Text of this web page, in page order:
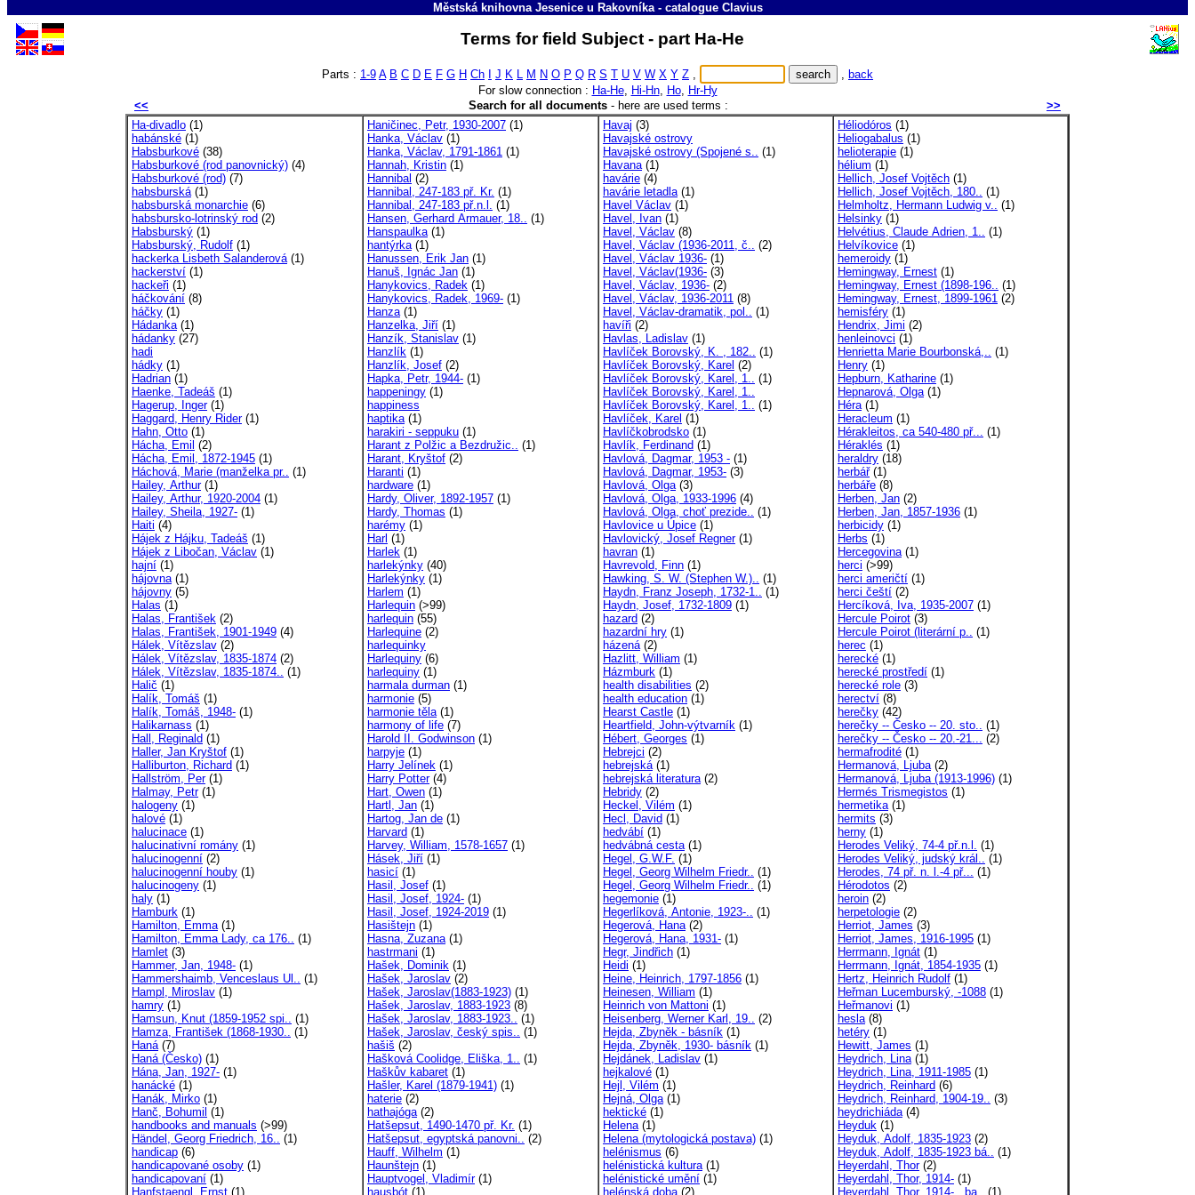
Městská knihovna Jesenice u Rakovníka- catalogue Clavius
Terms for field Subject - part Ha-He
Parts : 1-9 A B C D E F G H Ch J K L M N O P Q R S T U V W X Y Z , , back
For slow connection : Ha-He, Hi-Hn, Ho, Hr-Hy
<<
Search for all documents- here are used terms :
>>
Ha-divadlo (1)
habánské (1)
Habsburkové (38)
Habsburkové (rod panovnický) (4)
Habsburkové (rod) (7)
habsburská(1)
habsburská monarchie (6)
habsbursko-lotrinský rod (2)
Habsburský (1)
Habsburský, Rudolf (1)
hackerka Lisbeth Salanderová(1)
hackerství (1)
hackeři (1)
háčkování (8)
háčky (1)
Hádanka(1)
hádanky (27)
hadi
hádky (1)
Hadrian (1)
Haenke, Tadeáš (1)
Hagerup, Inger(1)
Haggard, Henry Rider(1)
Hahn, Otto (1)
Hácha, Emil (2)
Hácha, Emil, 1872-1945 (1)
Háchová, Marie (manželka pr.. (1)
Hailey, Arthur(1)
Hailey, Arthur, 1920-2004 (1)
Hailey, Sheila, 1927- (1)
Haiti (4)
Hájek z Hájku, Tadeáš (1)
Hájek z Libočan, Václav (1)
hajní (1)
hájovna(1)
hájovny (5)
Halas (1)
Halas, František (2)
Halas, František, 1901-1949 (4)
Hálek, Vítězslav (2)
Hálek, Vítězslav, 1835-1874 (2)
Hálek, Vítězslav, 1835-1874.. (1)
Halič (1)
Halík, Tomáš (1)
Halík, Tomáš, 1948- (1)
Halikarnass (1)
Hall, Reginald (1)
Haller, Jan Kryštof (1)
Halliburton, Richard (1)
Hallström, Per(1)
Halmay, Petr(1)
halogeny (1)
halové (1)
halucinace (1)
halucinativní romány (1)
halucinogenní (2)
halucinogenní houby (1)
halucinogeny (1)
haly (1)
Hamburk (1)
Hamilton, Emma(1)
Hamilton, Emma Lady, ca 176.. (1)
Hamlet (3)
Hammer, Jan, 1948- (1)
Hammershaimb, Venceslaus Ul.. (1)
Hampl, Miroslav (1)
hamry (1)
Hamsun, Knut (1859-1952 spi.. (1)
Hamza, František (1868-1930.. (1)
Haná(7)
Haná (Česko) (1)
Hána, Jan, 1927- (1)
hanácké (1)
Hanák, Mirko (1)
Hanč, Bohumil (1)
handbooks and manuals (>99)
Händel, Georg Friedrich, 16.. (1)
handicap (6)
handicapované osoby (1)
handicapovaní (1)
Hanfstaengl, Ernst (1)
Haničinec, Petr, 1930-2007 (1)
Hanka, Václav (1)
Hanka, Václav, 1791-1861 (1)
Hannah, Kristin (1)
Hannibal (2)
Hannibal, 247-183 př. Kr. (1)
Hannibal, 247-183 př.n.l. (1)
Hansen, Gerhard Armauer, 18.. (1)
Hanspaulka(1)
hantýrka(1)
Hanussen, Erik Jan (1)
Hanuš, Ignác Jan (1)
Hanykovics, Radek (1)
Hanykovics, Radek, 1969- (1)
Hanza(1)
Hanzelka, Jiří (1)
Hanzík, Stanislav (1)
Hanzlík (1)
Hanzlík, Josef (2)
Hapka, Petr, 1944- (1)
happeningy (1)
happiness
haptika(1)
harakiri - seppuku (1)
Harant z Polžic a Bezdružic.. (1)
Harant, Kryštof (2)
Haranti (1)
hardware (1)
Hardy, Oliver, 1892-1957 (1)
Hardy, Thomas (1)
harémy (1)
Harl (1)
Harlek (1)
harlekýnky (40)
Harlekýnky (1)
Harlem (1)
Harlequin (>99)
harlequin (55)
Harlequine (2)
harlequinky
Harlequiny (6)
harlequiny (1)
harmala durman (1)
harmonie (5)
harmonie těla(1)
harmony of life (7)
Harold II. Godwinson (1)
harpyje (1)
Harry Jelínek (1)
Harry Potter(4)
Hart, Owen (1)
Hartl, Jan (1)
Hartog, Jan de (1)
Harvard (1)
Harvey, William, 1578-1657 (1)
Hásek, Jiří (1)
hasicí (1)
Hasil, Josef (1)
Hasil, Josef, 1924- (1)
Hasil, Josef, 1924-2019 (1)
Hasištejn (1)
Hasna, Zuzana(1)
hastrmani (1)
Hašek, Dominik (1)
Hašek, Jaroslav (2)
Hašek, Jaroslav(1883-1923) (1)
Hašek, Jaroslav, 1883-1923 (8)
Hašek, Jaroslav, 1883-1923.. (1)
Hašek, Jaroslav, český spis.. (1)
hašiš (2)
Hašková Coolidge, Eliška, 1.. (1)
Haškův kabaret (1)
Hašler, Karel (1879-1941) (1)
haterie (2)
hathajóga(2)
Hatšepsut, 1490-1470 př. Kr. (1)
Hatšepsut, egyptská panovni.. (2)
Hauff, Wilhelm (1)
Haunštejn (1)
Hauptvogel, Vladimír(1)
hausbót (1)
Havaj (3)
Havajské ostrovy
Havajské ostrovy (Spojené s.. (1)
Havana(1)
havárie (4)
havárie letadla(1)
Havel Václav (1)
Havel, Ivan (1)
Havel, Václav (8)
Havel, Václav (1936-2011, č.. (2)
Havel, Václav 1936- (1)
Havel, Václav(1936- (3)
Havel, Václav, 1936- (2)
Havel, Václav, 1936-2011 (8)
Havel, Václav-dramatik, pol.. (1)
havíři (2)
Havlas, Ladislav (1)
Havlíček Borovský, K. , 182.. (1)
Havlíček Borovský, Karel (2)
Havlíček Borovský, Karel, 1.. (1)
Havlíček Borovský, Karel, 1..
Havlíček Borovský, Karel, 1.. (1)
Havlíček, Karel (1)
Havlíčkobrodsko (1)
Havlík, Ferdinand (1)
Havlová, Dagmar, 1953 - (1)
Havlová, Dagmar, 1953- (3)
Havlová, Olga(3)
Havlová, Olga, 1933-1996 (4)
Havlová, Olga, choť prezide.. (1)
Havlovice u Úpice (1)
Havlovický, Josef Regner(1)
havran (1)
Havrevold, Finn (1)
Hawking, S. W. (Stephen W.).. (1)
Haydn, Franz Joseph, 1732-1.. (1)
Haydn, Josef, 1732-1809 (1)
hazard (2)
hazardní hry (1)
házená(2)
Hazlitt, William (1)
Házmburk (1)
health disabilities (2)
health education (1)
Hearst Castle (1)
Heartfield, John-výtvarník (1)
Hébert, Georges (1)
Hebrejci (2)
hebrejská(1)
hebrejská literatura(2)
Hebridy (2)
Heckel, Vilém (1)
Hecl, David (1)
hedvábí (1)
hedvábná cesta(1)
Hegel, G.W.F. (1)
Hegel, Georg Wilhelm Friedr.. (1)
Hegel, Georg Wilhelm Friedr.. (1)
hegemonie (1)
Hegerlíková, Antonie, 1923-.. (1)
Hegerová, Hana(2)
Hegerová, Hana, 1931- (1)
Hegr, Jindřich (1)
Heidi (1)
Heine, Heinrich, 1797-1856 (1)
Heinesen, William (1)
Heinrich von Mattoni (1)
Heisenberg, Werner Karl, 19.. (2)
Hejda, Zbyněk - básník (1)
Hejda, Zbyněk, 1930- básník (1)
Hejdánek, Ladislav (1)
hejkalové (1)
Hejl, Vilém (1)
Hejná, Olga(1)
hektické (1)
Helena(1)
Helena (mytologická postava) (1)
helénismus (6)
helénistická kultura(1)
helénistické umění (1)
helénská doba (2)
Héliodóros (1)
Heliogabalus (1)
helioterapie (1)
hélium (1)
Hellich, Josef Vojtěch (1)
Hellich, Josef Vojtěch, 180.. (1)
Helmholtz, Hermann Ludwig v.. (1)
Helsinky (1)
Helvétius, Claude Adrien, 1.. (1)
Helvíkovice (1)
hemeroidy (1)
Hemingway, Ernest (1)
Hemingway, Ernest (1898-196.. (1)
Hemingway, Ernest, 1899-1961 (2)
hemisféry (1)
Hendrix, Jimi (2)
henleinovci (1)
Henrietta Marie Bourbonská,.. (1)
Henry (1)
Hepburn, Katharine (1)
Hepnarová, Olga(1)
Héra(1)
Heracleum (1)
Hérakleitos, ca 540-480 př... (1)
Héraklés (1)
heraldry (18)
herbář(1)
herbáře (8)
Herben, Jan (2)
Herben, Jan, 1857-1936 (1)
herbicidy (1)
Herbs (1)
Hercegovina(1)
herci (>99)
herci američtí (1)
herci čeští (2)
Hercíková, Iva, 1935-2007 (1)
Hercule Poirot (3)
Hercule Poirot (literární p.. (1)
herec (1)
herecké (1)
herecké prostředí (1)
herecké role (3)
herectví (8)
herečky (42)
herečky -- Česko -- 20. sto.. (1)
herečky -- Česko -- 20.-21... (2)
hermafrodité (1)
Hermanová, Ljuba(2)
Hermanová, Ljuba (1913-1996) (1)
Hermés Trismegistos (1)
hermetika(1)
hermits (3)
herny (1)
Herodes Veliký, 74-4 př.n.l. (1)
Herodes Veliký, judský král.. (1)
Herodes, 74 př. n. l.-4 př... (1)
Hérodotos (2)
heroin (2)
herpetologie (2)
Herriot, James (3)
Herriot, James, 1916-1995 (1)
Herrmann, Ignát (1)
Herrmann, Ignát, 1854-1935 (1)
Hertz, Heinrich Rudolf (1)
Heřman Lucemburský, -1088 (1)
Heřmanovi (1)
hesla(8)
hetéry (1)
Hewitt, James (1)
Heydrich, Lina(1)
Heydrich, Lina, 1911-1985 (1)
Heydrich, Reinhard (6)
Heydrich, Reinhard, 1904-19.. (3)
heydrichiáda(4)
Heyduk (1)
Heyduk, Adolf, 1835-1923 (2)
Heyduk, Adolf, 1835-1923 bá.. (1)
Heyerdahl, Thor(2)
Heyerdahl, Thor, 1914- (1)
Heyerdahl, Thor, 1914- , ba..
(1)